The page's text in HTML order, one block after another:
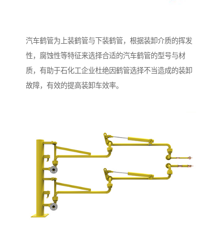
汽车鹤管为上装鹤管与下装鹤管，根据装卸介质的挥发
性，腐蚀性等特征来选择合适的汽车鹤管的型号与材
质，有助于石化工企业杜绝因鹤管选择不当造成的装卸
故障，有效的提高装卸车效率。